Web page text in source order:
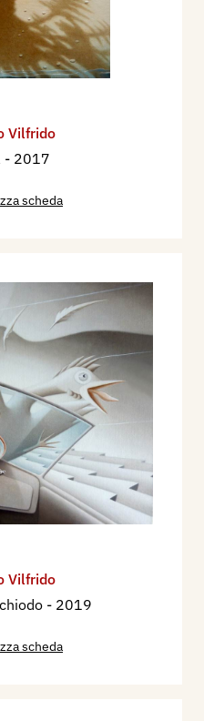
Vilfrido
- 2017
scheda
Vilfrido
- 2019
scheda